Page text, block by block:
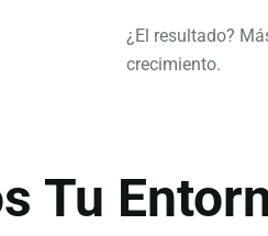
¿El resultado?
crecimiento.
Tu